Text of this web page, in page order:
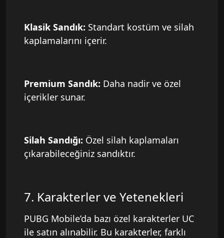
Klasik Sandık: Standart kostüm ve silah
kaplamalarını içerir.
Premium Sandık: Daha nadir ve özel
içerikler sunar.
Silah Sandığı: Özel silah kaplamaları
çıkarabileceğiniz sandıktır.
7. Karakterler ve Yetenekleri
PUBG Mobile’da bazı özel karakterler UC
ile satın alınabilir. Bu karakterler, farklı